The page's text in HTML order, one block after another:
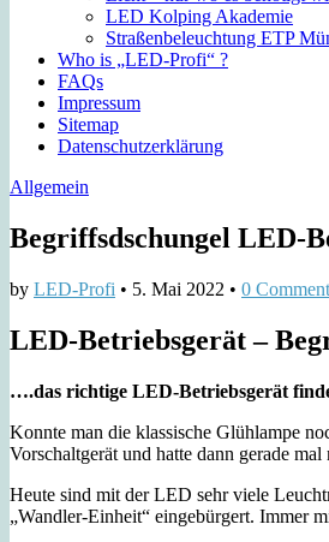
LED Kolping Akademie
Straßenbeleuchtung ETP
Who is „LED-Profi“ ?
FAQs
Impressum
Sitemap
Datenschutzerklärung
Allgemein
Begriffsdschungel LED-
by LED-Profi • 5. Mai 2022 • 0
LED-Betriebsgerät –
….das richtige LED-Betriebsgerät
Konnte man die klassische Glühlampe
Vorschaltgerät und hatte dann gerade
Heute sind mit der LED sehr viele
„Wandler-Einheit“ eingebürgert. Immer